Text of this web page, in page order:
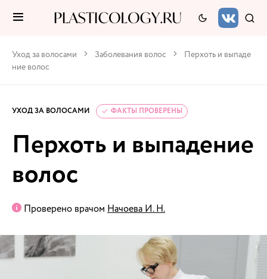
Уход за волосами Заболевания волос
Перхоть и выпаде
ние волос
УХОД ЗА ВОЛОСАМИ ФАКТЫ ПРОВЕРЕНЫ
Перхоть и выпадение
волос
Проверено врачом Начоева И. Н.